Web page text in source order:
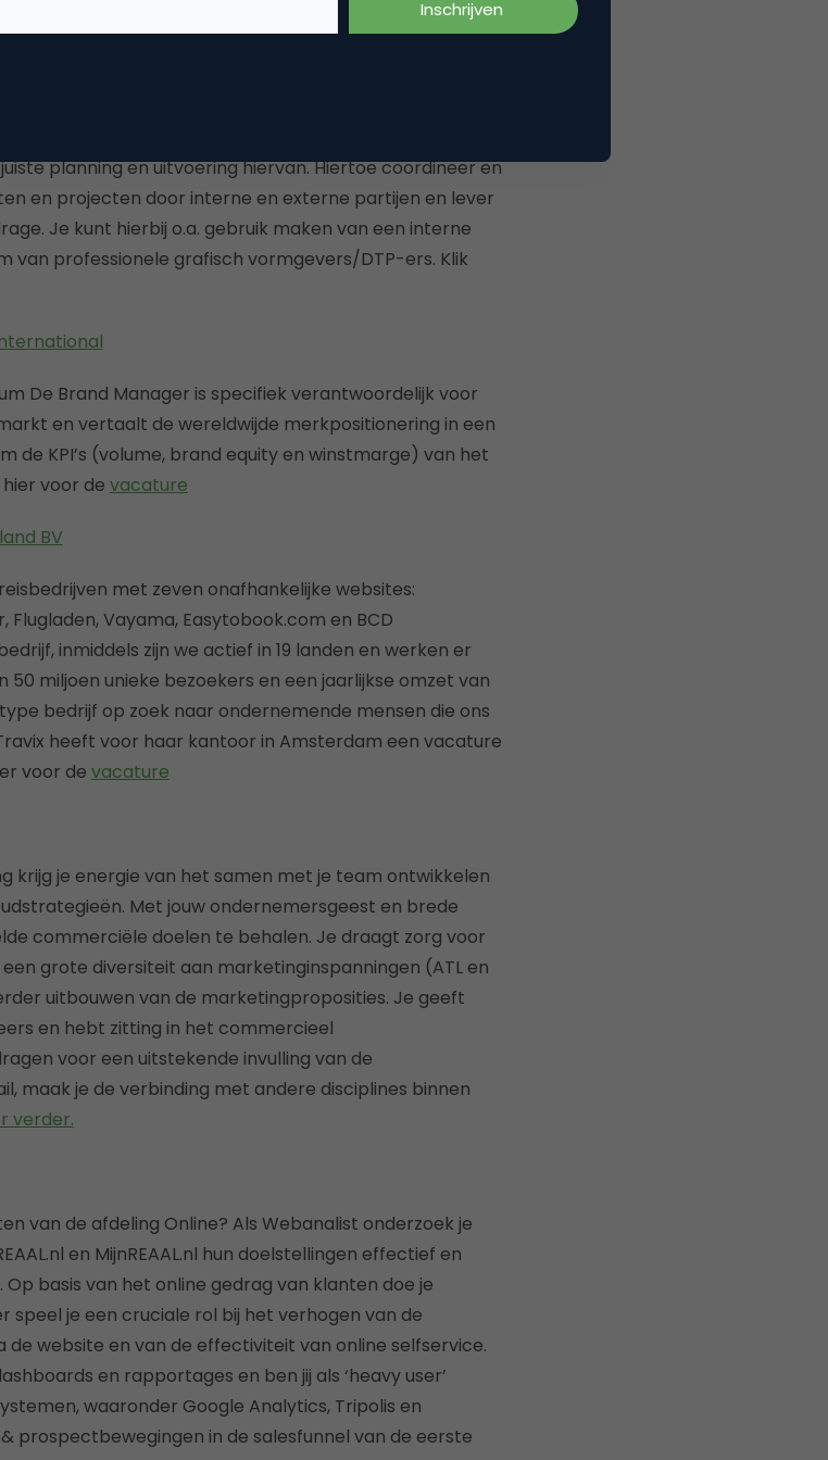
voor de ontwikkeling, uitvoer en continue
activiteiten van de organisatie. Je bepaalt
je in de relevante kanalen implementeert. Je bent goed
en benut deze kennis in je werkzaamheden. Je
planning en uitvoering hiervan. Hiertoe coordineer en
en projecten door interne en externe partijen en lever
Je kunt hierbij o.a. gebruik maken van een interne
professionele grafisch vormgevers/DTP-ers. Klik
De Brand Manager is specifiek verantwoordelijk voor
en vertaalt de wereldwijde merkpositionering in een
de KPI’s (volume, brand equity en winstmarge) van het
voor de vacature
BV
met zeven onafhankelijke websites:
Flugladen, Vayama, Easytobook.com en BCD
inmiddels zijn we actief in 19 landen en werken er
50 miljoen unieke bezoekers en een jaarlijkse omzet van
type bedrijf op zoek naar ondernemende mensen die ons
heeft voor haar kantoor in Amsterdam een vacature
voor de vacature
krijg je energie van het samen met je team ontwikkelen
Met jouw ondernemersgeest en brede
commerciële doelen te behalen. Je draagt zorg voor
grote diversiteit aan marketinginspanningen (ATL en
uitbouwen van de marketingproposities. Je geeft
en hebt zitting in het commercieel
voor een uitstekende invulling van de
maak je de verbinding met andere disciplines binnen
verder.
van de afdeling Online? Als Webanalist onderzoek je
en MijnREAAL.nl hun doelstellingen effectief en
basis van het online gedrag van klanten doe je
je een cruciale rol bij het verhogen van de
website en van de effectiviteit van online selfservice.
en rapportages en ben jij als ‘heavy user’
waaronder Google Analytics, Tripolis en
prospectbewegingen in de salesfunnel van de eerste